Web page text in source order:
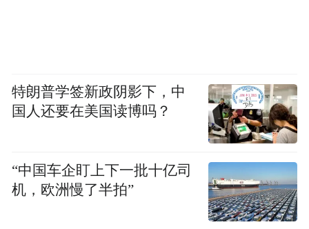
特朗普学签新政阴影下，中
国人还要在美国读博吗？
“中国车企盯上下一批十亿司
机，欧洲慢了半拍”